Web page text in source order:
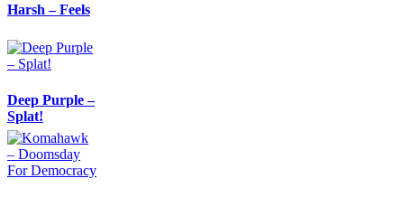
Harsh – Feels
Deep Purple –
Splat!